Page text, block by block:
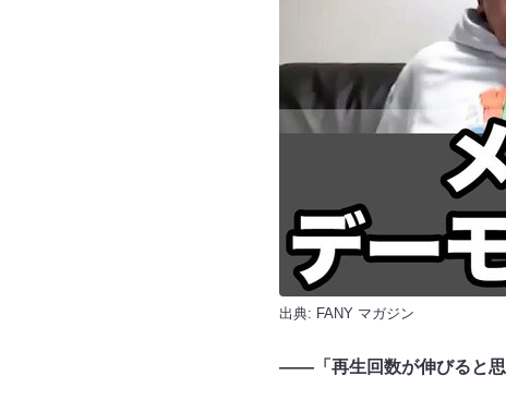
出典: FANY マガジン
――「再生回数が伸びると